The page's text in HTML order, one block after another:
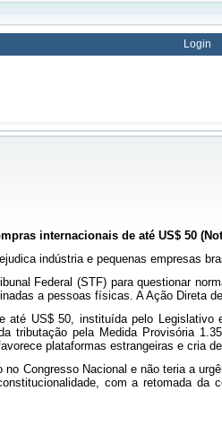
Login
internacionais de até US$ 50
indústria e pequenas empresas
Federal (STF) para questionar
a pessoas físicas. A Ação Direta
até US$ 50, instituída pelo
tributação pela Medida Provisória
plataformas estrangeiras e cria
Congresso Nacional e não teria a
com a retomada da